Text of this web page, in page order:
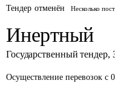
Тендер отменён Несколько
Инертный
Государственный тендер,
Осуществление перевозок с